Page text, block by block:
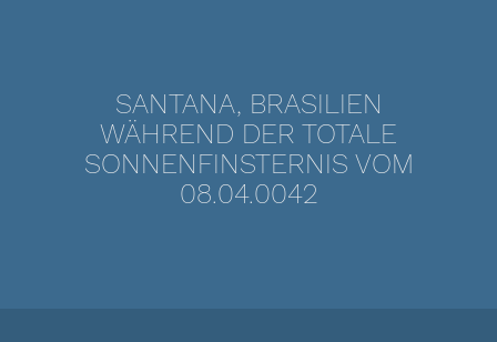
SANTANA, BRASILIEN
WÄHREND DER TOTALE
SONNENFINSTERNIS VOM
08.04.0042